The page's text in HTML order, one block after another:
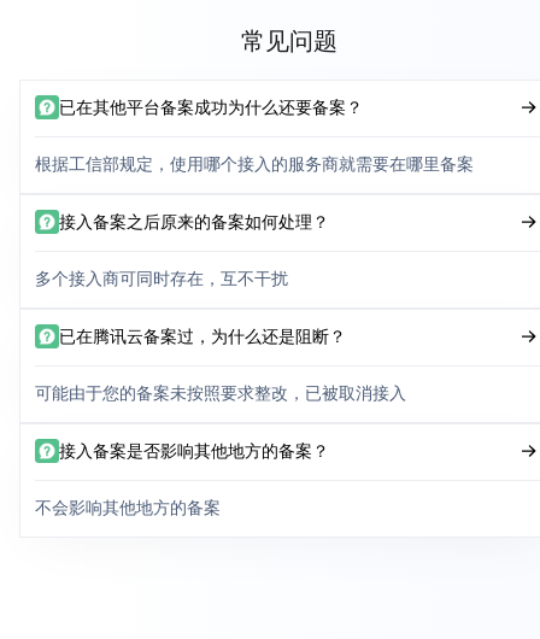
常见问题
已在其他平台备案成功为什么还要备案？
根据工信部规定，使用哪个接入的服务商就需要在哪里备案
接入备案之后原来的备案如何处理？
多个接入商可同时存在，互不干扰
已在腾讯云备案过，为什么还是阻断？
可能由于您的备案未按照要求整改，已被取消接入
接入备案是否影响其他地方的备案？
不会影响其他地方的备案